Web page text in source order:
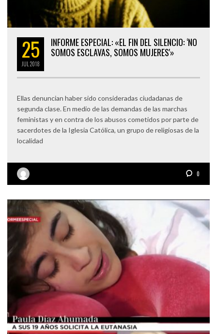
25
JUL 2018
INFORME ESPECIAL: «EL FIN DEL SILENCIO: ‘NO
SOMOS ESCLAVAS, SOMOS MUJERES'»
Ellas denuncian haber sido consideradas ciudadanas de
segunda clase. En medio de las demandas de las marchas
feministas y en contra de los abusos cometidos por parte de
sacerdotes de la Iglesia Católica, un grupo de religiosas de la
localidad
0